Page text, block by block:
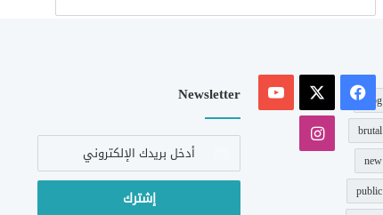
blog
brutal
new
public
فيسبوك
‫X
‫YouTube
انستقرام
Newsletter
أدخل
الإلكتروني